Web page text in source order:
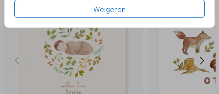
Weigeren